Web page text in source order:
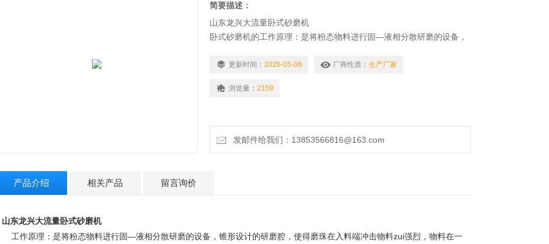
简要描述：
山东龙兴大流量卧式砂磨机
卧式砂磨机的工作原理：是将粉态物料进行固—液相分散研磨的设备，
研磨腔就*地得到了研磨，从而得到稳定的、细度的研磨效果。
更新时间： 2026-05-06 厂商性质： 生产厂家
浏览量： 2159
发邮件给我们：13853566816@163.com
产品介绍 相关产品 留言询价
山东龙兴大流量卧式砂磨机
工作原理：是将粉态物料进行固—液相分散研磨的设备，锥形设计的研磨腔，使得磨珠在入料端冲击物料zui强烈，物料在一